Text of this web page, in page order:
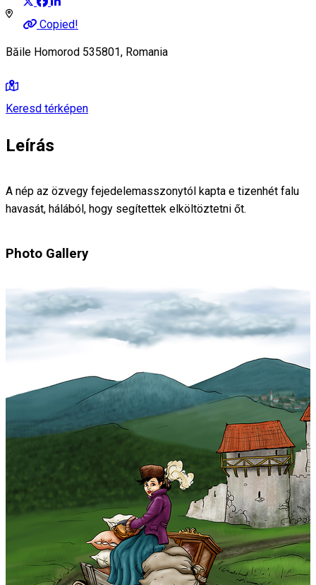
Copied!
Băile Homorod 535801, Romania
Keresd térképen
Leírás
A nép az özvegy fejedelemasszonytól kapta e tizenhét falu
havasát, hálából, hogy segítettek elköltöztetni őt.
Photo Gallery